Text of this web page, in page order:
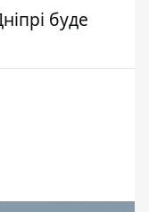
буде